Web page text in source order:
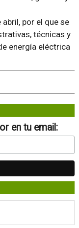
por el que se
técnicas y
energía eléctrica
en tu email: